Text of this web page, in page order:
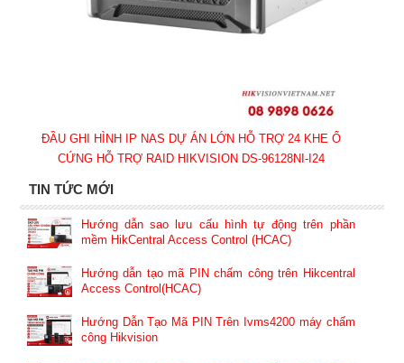
ĐẦU GHI HÌNH IP NAS DỰ ÁN LỚN HỖ TRỢ 24 KHE Ổ
CỨNG HỖ TRỢ RAID HIKVISION DS-96128NI-I24
TIN TỨC MỚI
Hướng dẫn sao lưu cấu hình tự động trên phần
mềm HikCentral Access Control (HCAC)
Hướng dẫn tạo mã PIN chấm công trên Hikcentral
Access Control(HCAC)
Hướng Dẫn Tạo Mã PIN Trên Ivms4200 máy chấm
công Hikvision